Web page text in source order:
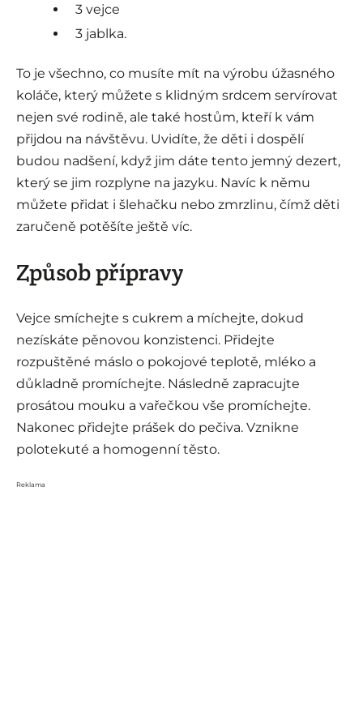
3 vejce
3 jablka.
To je všechno, co musíte mít na výrobu úžasného
koláče, který můžete s klidným srdcem servírovat
nejen své rodině, ale také hostům, kteří k vám
přijdou na návštěvu. Uvidíte, že děti i dospělí
budou nadšení, když jim dáte tento jemný dezert,
který se jim rozplyne na jazyku. Navíc k němu
můžete přidat i šlehačku nebo zmrzlinu, čímž děti
zaručeně potěšíte ještě víc.
Způsob přípravy
Vejce smíchejte s cukrem a míchejte, dokud
nezískáte pěnovou konzistenci. Přidejte
rozpuštěné máslo o pokojové teplotě, mléko a
důkladně promíchejte. Následně zapracujte
prosátou mouku a vařečkou vše promíchejte.
Nakonec přidejte prášek do pečiva. Vznikne
polotekuté a homogenní těsto.
Reklama